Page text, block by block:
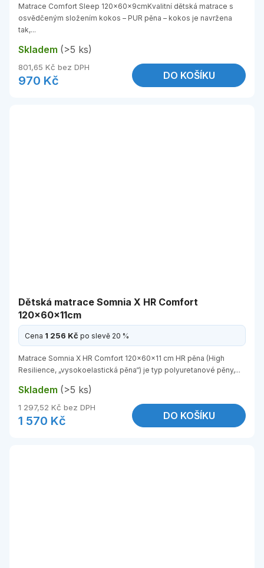
Skladem (>5 ks)
801,65 Kč bez DPH
970 Kč DO KOŠÍKU
Matrace Comfort Sleep 120x60x9cmKvalitní dětská matrace s
osvědčeným složením kokos – PUR pěna – kokos je navržena
tak,...
Dětská matrace Somnia X HR Comfort
120x60x11cm
Cena 1 256 Kč po slevě 20 %
Skladem (>5 ks)
1 297,52 Kč bez DPH
1 570 Kč DO KOŠÍKU
Matrace Somnia X HR Comfort 120x60x11 cm HR pěna (High
Resilience, „vysokoelastická pěna“) je typ polyuretanové pěny,...